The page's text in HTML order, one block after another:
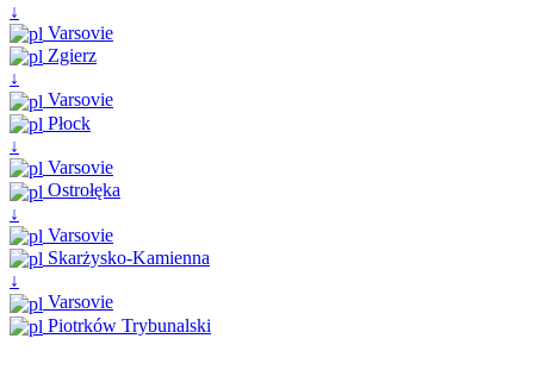
↓
Varsovie
Zgierz
↓
Varsovie
Płock
↓
Varsovie
Ostrołęka
↓
Varsovie
Skarżysko-Kamienna
↓
Varsovie
Piotrków Trybunalski